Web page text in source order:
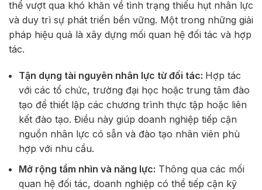
thể vượt qua khó khăn về tình trạng thiếu hụt nhân lực
và duy trì sự phát triển bền vững. Một trong những giải
pháp hiệu quả là xây dựng mối quan hệ đối tác và hợp
tác.
Tận dụng tài nguyên nhân lực từ đối tác: Hợp tác
với các tổ chức, trường đại học hoặc trung tâm đào
tạo để thiết lập các chương trình thực tập hoặc liên
kết đào tạo. Điều này giúp doanh nghiệp tiếp cận
nguồn nhân lực có sẵn và đào tạo nhân viên phù
hợp với nhu cầu.
Mở rộng tầm nhìn và năng lực: Thông qua các mối
quan hệ đối tác, doanh nghiệp có thể tiếp cận kỹ